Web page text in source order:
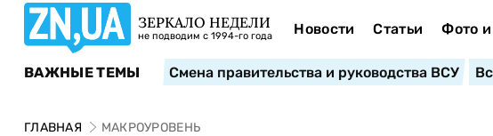
ЗЕРКАЛО НЕДЕЛИ
не подводим с 1994-го года Новости Статьи Фото
ВАЖНЫЕ ТЕМЫ Смена правительства и руководства ВСУ
ГЛАВНАЯ МАКРОУРОВЕНЬ